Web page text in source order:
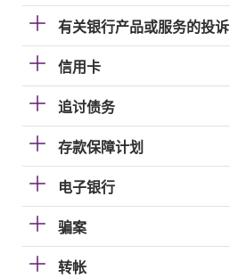
有关银行产品或服务的投诉
信用卡
追讨债务
存款保障计划
电子银行
骗案
转帐